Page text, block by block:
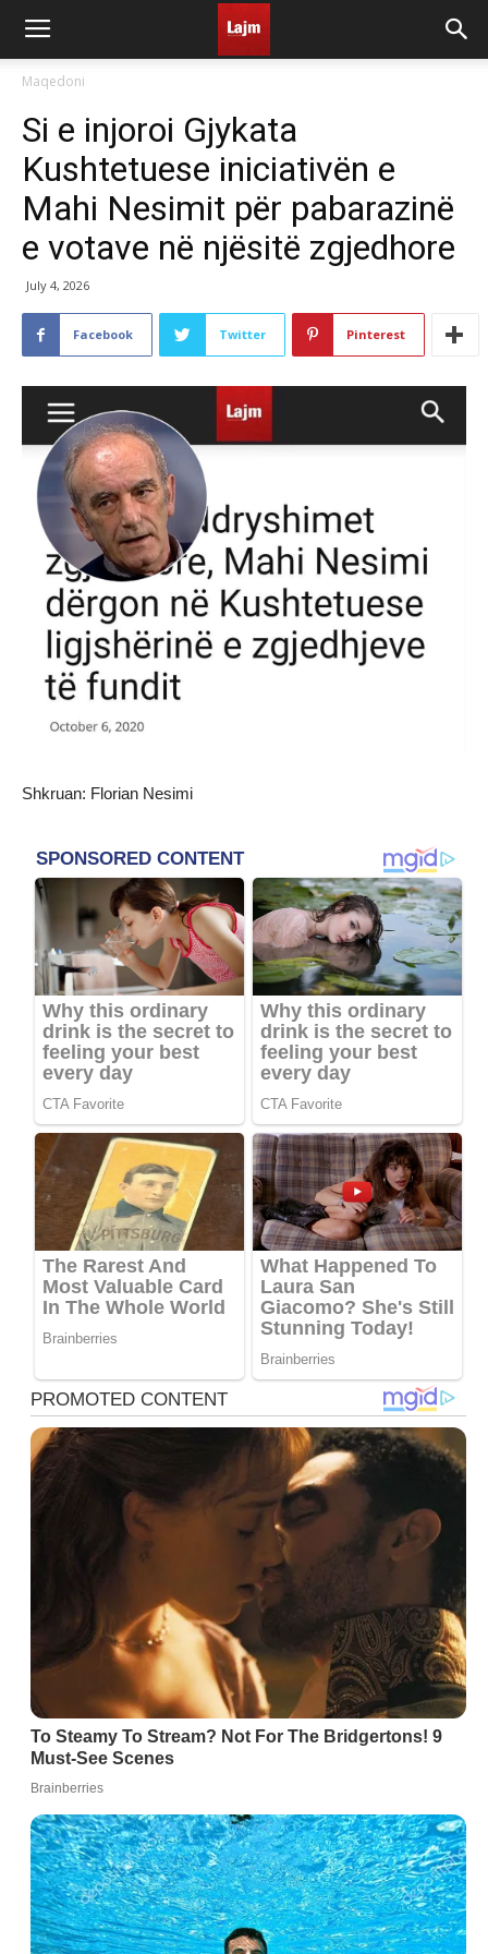
Maqedoni
Si e injoroi Gjykata
Kushtetuese iniciativën e
Mahi Nesimit për pabarazinë
e votave në njësitë zgjedhore
July 4, 2026
Facebook Twitter Pinterest
Shkruan: Florian Nesimi